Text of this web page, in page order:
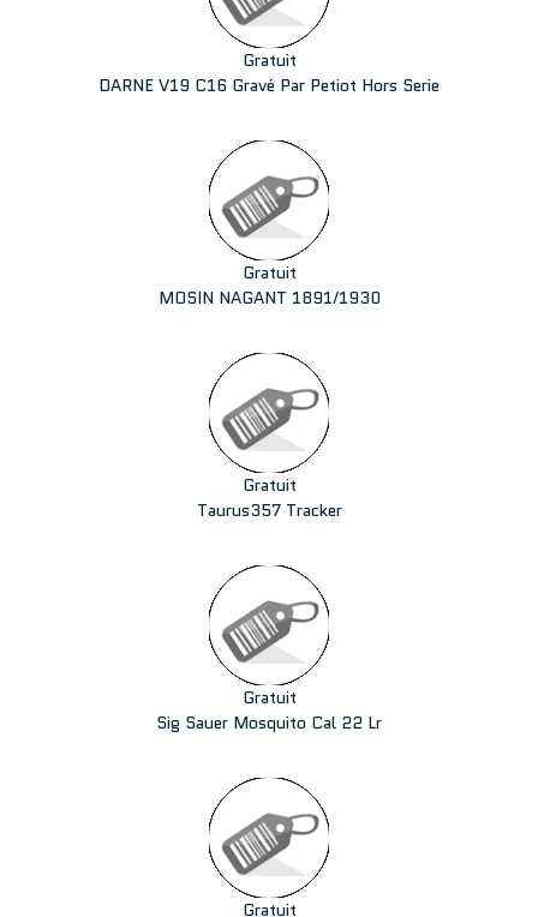
Gratuit
DARNE V19 C16 Gravé Par Petiot Hors Serie
Gratuit
MOSIN NAGANT 1891/1930
Gratuit
Taurus357 Tracker
Gratuit
Sig Sauer Mosquito Cal 22 Lr
Gratuit